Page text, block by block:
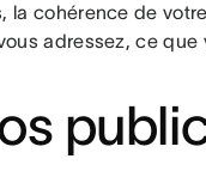
la cohérence de
adressez, ce